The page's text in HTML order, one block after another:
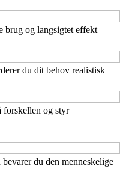
brug og langsigtet effekt
du dit behov realistisk
forskellen og styr
du den menneskelige